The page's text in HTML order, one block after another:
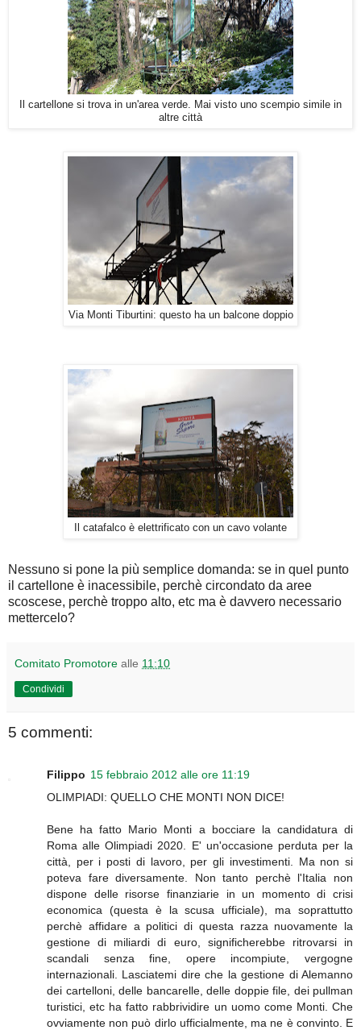
Il cartellone si trova in un'area verde. Mai visto uno scempio simile in
altre città
Via Monti Tiburtini: questo ha un balcone doppio
Il catafalco è elettrificato con un cavo volante
Nessuno si pone la più semplice domanda: se in quel punto
il cartellone è inacessibile, perchè circondato da aree
scoscese, perchè troppo alto, etc ma è davvero necessario
mettercelo?
Comitato Promotore alle 11:10
Condividi
5 commenti:
Filippo 15 febbraio 2012 alle ore 11:19
OLIMPIADI: QUELLO CHE MONTI NON DICE!
Bene ha fatto Mario Monti a bocciare la candidatura di
Roma alle Olimpiadi 2020. E' un'occasione perduta per la
città, per i posti di lavoro, per gli investimenti. Ma non si
poteva fare diversamente. Non tanto perchè l'Italia non
dispone delle risorse finanziarie in un momento di crisi
economica (questa è la scusa ufficiale), ma soprattutto
perchè affidare a politici di questa razza nuovamente la
gestione di miliardi di euro, significherebbe ritrovarsi in
scandali senza fine, opere incompiute, vergogne
internazionali. Lasciatemi dire che la gestione di Alemanno
dei cartelloni, delle bancarelle, delle doppie file, dei pullman
turistici, etc ha fatto rabbrividire un uomo come Monti. Che
ovviamente non può dirlo ufficialmente, ma ne è convinto. E